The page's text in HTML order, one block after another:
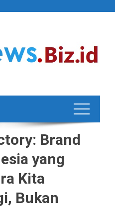
Brand
yang
Kita
Bukan